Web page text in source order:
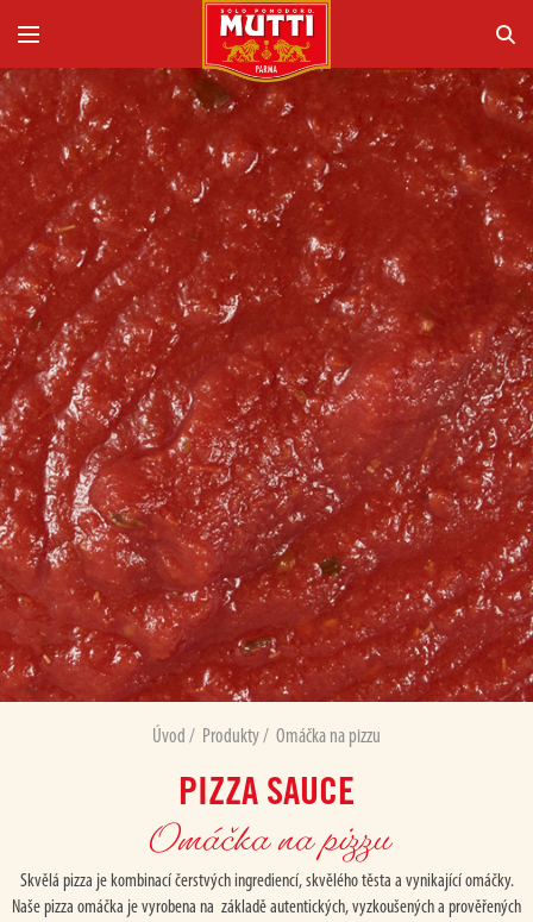
Úvod / Produkty/ Omáčka na pizzu
PIZZA SAUCE
Omáčka na pizzu
Skvělá pizza je kombinací čerstvých ingrediencí, skvělého těsta a vynikající omáčky.
Naše pizza omáčka je vyrobena na základě autentických, vyzkoušených a prověřených